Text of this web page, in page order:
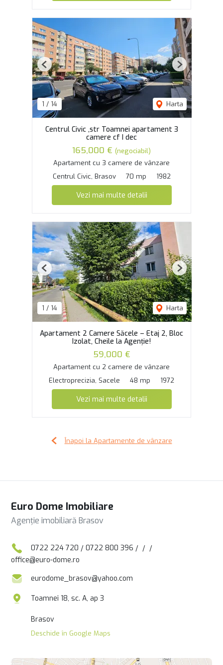
1 / 14 Harta
Previous Next
Centrul Civic ,str Toamnei apartament 3
camere cf I dec
165,000 € (negociabil)
Apartament cu 3 camere de vânzare
Centrul Civic, Brasov
70 mp 1982
Vezi mai multe detalii
1 / 14 Harta
Previous Next
Apartament 2 Camere Săcele – Etaj 2, Bloc
Izolat, Cheile la Agenție!
59,000 €
Apartament cu 2 camere de vânzare
Electroprecizia, Sacele
48 mp 1972
Vezi mai multe detalii
Înapoi la Apartamente de vânzare
Euro Dome Imobiliare
Agenție imobiliară Brasov
0722 224 720 / 0722 800 396 / / /
office@euro-dome.ro
eurodome_brasov@yahoo.com
Toamnei 18, sc. A, ap 3
Brasov
Deschide în Google Maps